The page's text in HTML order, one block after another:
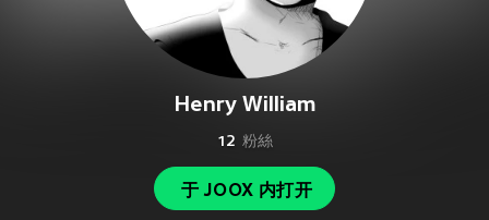
Henry William
12 粉絲
于 JOOX 内打开